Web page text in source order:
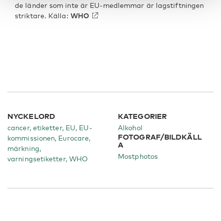
de länder som inte är EU-medlemmar är lagstiftningen
striktare. Källa: WHO
NYCKELORD
cancer, etiketter, EU, EU-
kommissionen, Eurocare,
märkning,
varningsetiketter, WHO
KATEGORIER
Alkohol
FOTOGRAF/BILDKÄLL
A
Mostphotos